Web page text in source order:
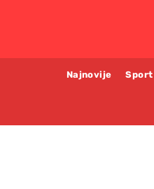
Najnovije Sport